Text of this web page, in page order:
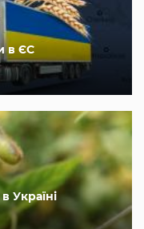
в ЄС
Україні